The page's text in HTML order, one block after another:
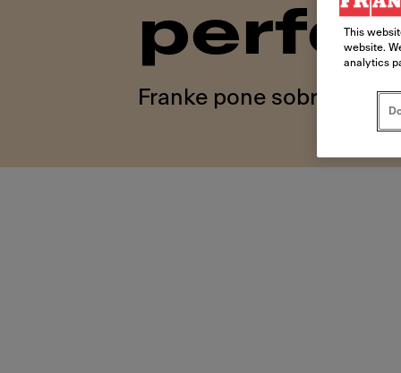
Franke pone sobre la
This
website.
analytics